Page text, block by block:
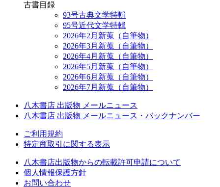
古書目録
93号古典文学特輯
95号近代文学特輯
2026年2月新蒐（自筆物）
2026年3月新蒐（自筆物）
2026年4月新蒐（自筆物）
2026年5月新蒐（自筆物）
2026年6月新蒐（自筆物）
2026年7月新蒐（自筆物）
八木書店 出版物 メールニュース
八木書店 出版物 メールニュース・バックナンバー
ご利用規約
特定商取引に関する表示
八木書店出版物からの転載許可申請について
個人情報保護方針
お問い合わせ